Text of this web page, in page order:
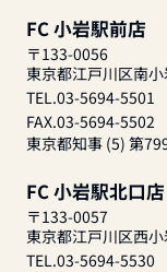
FC 小岩駅前店
〒133-0056
東京都江戸川区南
TEL.03-5694-5501
FAX.03-5694-5502
東京都知事 (5) 第
FC 小岩駅北口店
〒133-0057
東京都江戸川区西
TEL.03-5694-5530